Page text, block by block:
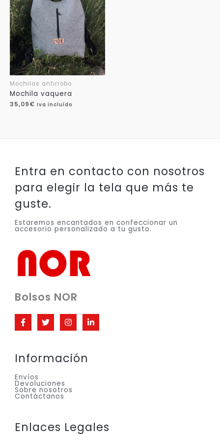
Mochilas antirrobo
Mochila vaquera
35,09€ Iva incluído
Entra en contacto con nosotros
para elegir la tela que más te
guste.
Estaremos encantados en confeccionar un
accesorio personalizado a tu gusto.
Bolsos NOR
Información
Envíos
Devoluciones
Sobre nosotros
Contáctanos
Enlaces Legales